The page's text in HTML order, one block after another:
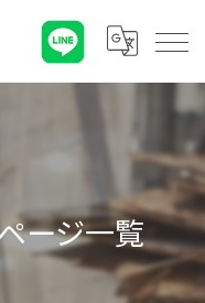
ージ一覧